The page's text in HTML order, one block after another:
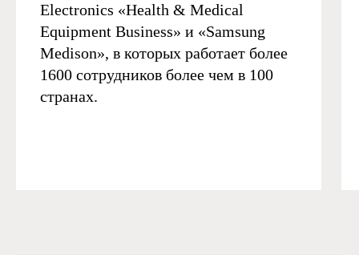
Electronics «Health & Medical
Equipment Business» и «Samsung
Medison», в которых работает более
1600 сотрудников более чем в 100
странах.